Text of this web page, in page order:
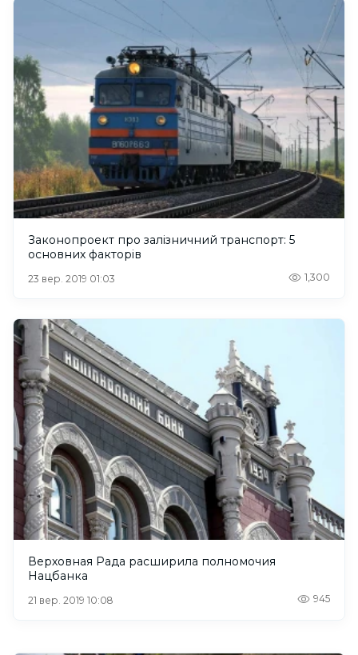
Законопроект про залізничний транспорт: 5
основних факторів
23 вер. 2019 01:03 1,300
Верховная Рада расширила полномочия
Нацбанка
21 вер. 2019 10:08 945